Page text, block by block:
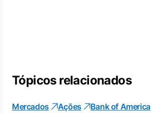
Tópicos relacionados
Mercados Ações
Bank of America